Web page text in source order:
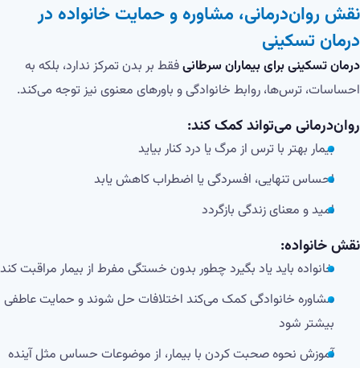
نقش روان‌درمانی، مشاوره و حمایت خانواده در
درمان تسکینی
درمان تسکینی برای بیماران سرطانیفقط بر بدن تمرکز ندارد، بلکه به
احساسات، ترس‌ها، روابط خانوادگی و باورهای معنوی نیز توجه می‌کند.
روان‌درمانی می‌تواند کمک کند:
بیمار بهتر با ترس از مرگ یا درد کنار بیاید
احساس تنهایی، افسردگی یا اضطراب کاهش یابد
امید و معنای زندگی بازگردد
نقش خانواده:
خانواده باید یاد بگیرد چطور بدون خستگی مفرط از بیمار مراقبت کند
مشاوره خانوادگی کمک می‌کند اختلافات حل شوند و حمایت عاطفی
بیشتر شود
آموزش نحوه صحبت کردن با بیمار، از موضوعات حساس مثل آینده